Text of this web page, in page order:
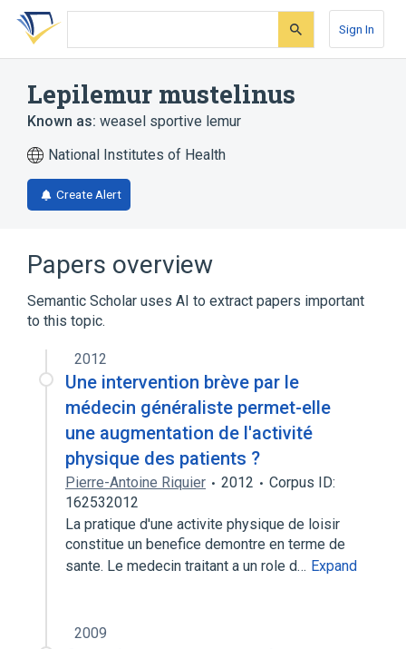
Skip
search
Skip
Skip
account
Sign In
Lepilemur mustelinus
Known as: weasel sportive lemur
National Institutes of Health
Create Alert
Papers overview
Semantic Scholar uses AI to extract papers important
to this topic.
2012
Une intervention brève par le
médecin généraliste permet-elle
une augmentation de l'activité
physique des patients ?
Pierre-Antoine Riquier 2012
Corpus ID:
162532012
La pratique d'une activite physique de loisir
constitue un benefice demontre en terme de
sante. Le medecin traitant a un role d… Expand
2009